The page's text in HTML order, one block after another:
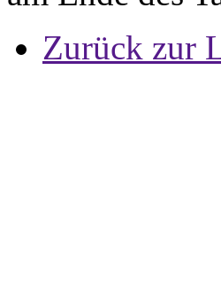
Zurück zur